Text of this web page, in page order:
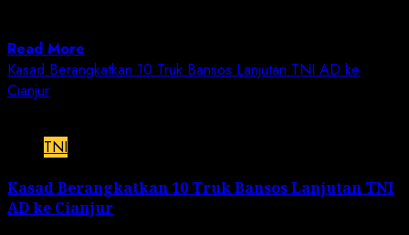
Read More
Kasad Berangkatkan 10 Truk Bansos Lanjutan TNI AD ke
Cianjur
TNI
Kasad Berangkatkan 10 Truk Bansos Lanjutan TNI
AD ke Cianjur